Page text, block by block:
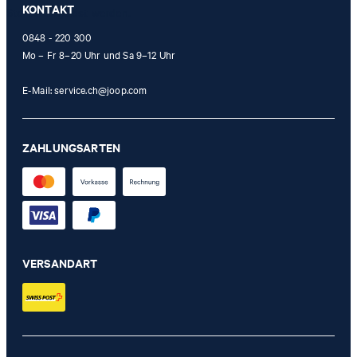
Stores eingelöst werden.
KONTAKT
0848 - 220 300
Mo – Fr 8–20 Uhr und Sa 9–12 Uhr
E-Mail:service.ch@joop.com
ZAHLUNGSARTEN
VERSANDART